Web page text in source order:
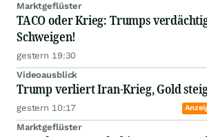
Marktgeflüster
TACO oder Krieg: Trumps
Schweigen!
gestern 19:30
Videoausblick
Trump verliert Iran-Krieg, Gold
gestern 10:17
Marktgeflüster